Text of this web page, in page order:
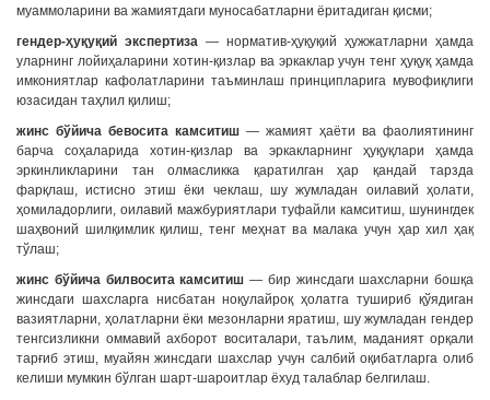
муаммоларини ва жамиятдаги муносабатларни ёритадиган қисми;
гендер-ҳуқуқий экспертиза — норматив-ҳуқуқий ҳужжатларни ҳамда
уларнинг лойиҳаларини хотин-қизлар ва эркаклар учун тенг ҳуқуқ ҳамда
имкониятлар кафолатларини таъминлаш принципларига мувофиқлиги
юзасидан таҳлил қилиш;
жинс бўйича бевосита камситиш — жамият ҳаёти ва фаолиятининг
барча соҳаларида хотин-қизлар ва эркакларнинг ҳуқуқлари ҳамда
эркинликларини тан олмасликка қаратилган ҳар қандай тарзда
фарқлаш, истисно этиш ёки чеклаш, шу жумладан оилавий ҳолати,
ҳомиладорлиги, оилавий мажбуриятлари туфайли камситиш, шунингдек
шаҳвоний шилқимлик қилиш, тенг меҳнат ва малака учун ҳар хил ҳақ
тўлаш;
жинс бўйича билвосита камситиш — бир жинсдаги шахсларни бошқа
жинсдаги шахсларга нисбатан ноқулайроқ ҳолатга тушириб қўядиган
вазиятларни, ҳолатларни ёки мезонларни яратиш, шу жумладан гендер
тенгсизликни оммавий ахборот воситалари, таълим, маданият орқали
тарғиб этиш, муайян жинсдаги шахслар учун салбий оқибатларга олиб
келиши мумкин бўлган шарт-шароитлар ёхуд талаблар белгилаш.